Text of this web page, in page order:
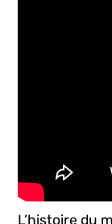
L’histoire du